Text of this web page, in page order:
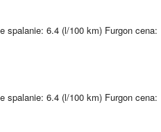
spalanie: 6.4 (l/100 km) Furgon cena:
spalanie: 6.4 (l/100 km) Furgon cena: